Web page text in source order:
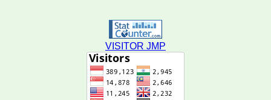
VISITOR JMP